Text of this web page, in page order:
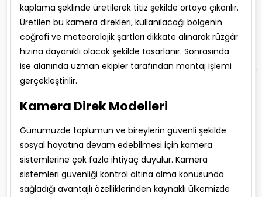
kaplama şeklinde üretilerek titiz şekilde ortaya çıkarılır.
Üretilen bu kamera direkleri, kullanılacağı bölgenin
coğrafi ve meteorolojik şartları dikkate alınarak rüzgâr
hızına dayanıklı olacak şekilde tasarlanır. Sonrasında
ise alanında uzman ekipler tarafından montaj işlemi
gerçekleştirilir.
Kamera Direk Modelleri
Günümüzde toplumun ve bireylerin güvenli şekilde
sosyal hayatına devam edebilmesi için kamera
sistemlerine çok fazla ihtiyaç duyulur. Kamera
sistemleri güvenliği kontrol altına alma konusunda
sağladığı avantajlı özelliklerinden kaynaklı ülkemizde